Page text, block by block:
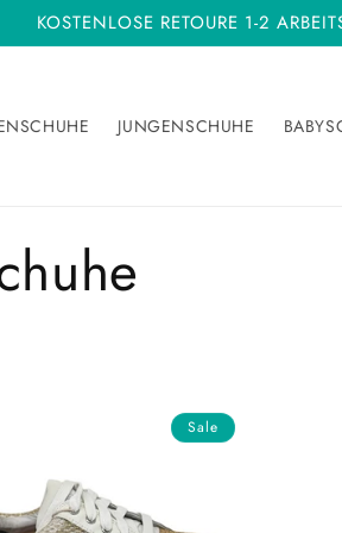
KOSTENLOSE RETOURE 1-2
JUNGENSCHUHE
Sale